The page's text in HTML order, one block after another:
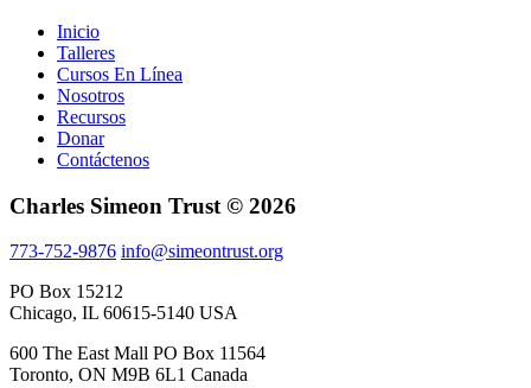
Inicio
Talleres
Cursos En Línea
Nosotros
Recursos
Donar
Contáctenos
Charles Simeon Trust © 2026
773-752-9876 info@simeontrust.org
PO Box 15212
Chicago, IL 60615-5140 USA
600 The East Mall PO Box 11564
Toronto, ON M9B 6L1 Canada